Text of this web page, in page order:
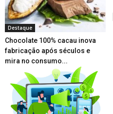
Destaque
Chocolate 100% cacau inova
fabricação após séculos e
mira no consumo...